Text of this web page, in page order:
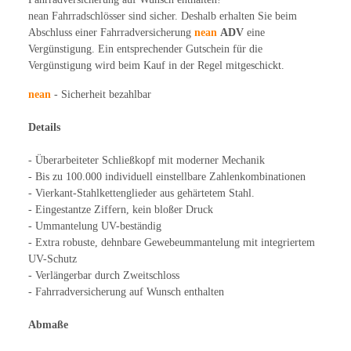
nean Fahrradschlösser sind sicher. Deshalb erhalten Sie beim
Abschluss einer Fahrradversicherung nean ADV eine
Vergünstigung. Ein entsprechender Gutschein für die
Vergünstigung wird beim Kauf in der Regel mitgeschickt.
nean - Sicherheit bezahlbar
Details
- Überarbeiteter Schließkopf mit moderner Mechanik
- Bis zu 100.000 individuell einstellbare Zahlenkombinationen
- Vierkant-Stahlkettenglieder aus gehärtetem Stahl.
- Eingestantze Ziffern, kein bloßer Druck
- Ummantelung UV-beständig
- Extra robuste, dehnbare Gewebeummantelung mit integriertem
UV-Schutz
- Verlängerbar durch Zweitschloss
- Fahrradversicherung auf Wunsch enthalten
Abmaße